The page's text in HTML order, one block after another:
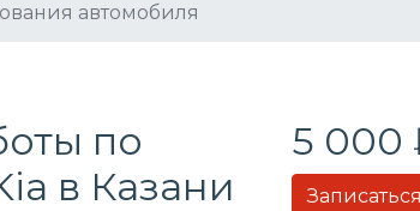
автомобиля
по
в Казани
5 000